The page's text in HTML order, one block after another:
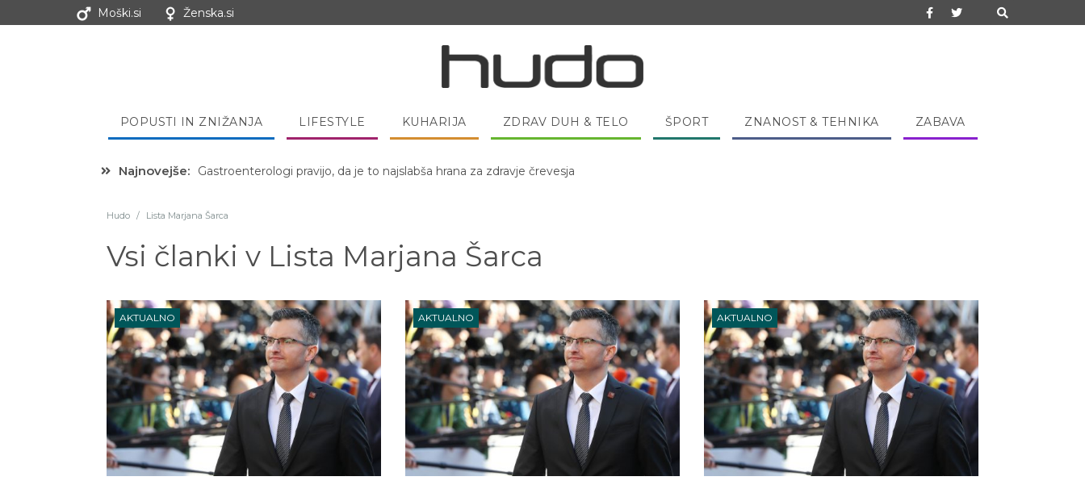
Moški.si Ženska.si
POPUSTI IN ZNIŽANJA LIFESTYLE KUHARIJA ZDRAV DUH & TELO ŠPORT ZNANOST & TEHNIKA ZABAVA
Najnovejše:
Gastroenterologi pravijo, da je to najslabša hrana za zdravje črevesja
Hudo / Lista Marjana Šarca
Vsi članki v Lista Marjana Šarca
AKTUALNO AKTUALNO AKTUALNO